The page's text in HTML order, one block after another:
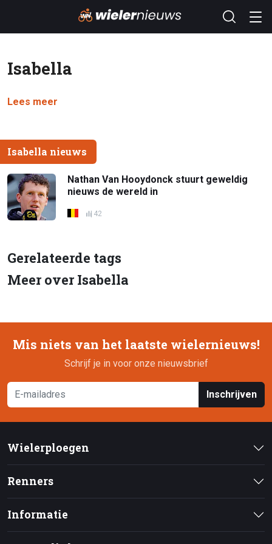
Isabella
Lees meer
Isabella nieuws
Nathan Van Hooydonck stuurt geweldig
nieuws de wereld in
42
Gerelateerde tags
Meer over Isabella
Mis niets van het laatste wielernieuws!
Schrijf je in voor onze nieuwsbrief
Inschrijven
Wielerploegen
Renners
Informatie